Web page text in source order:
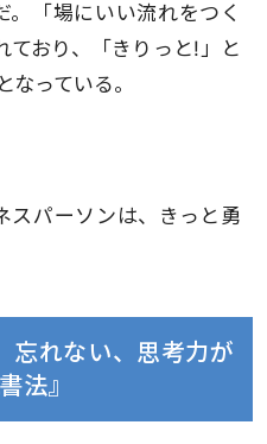
。「場にいい流れをつく
ており、「きりっと!」と
なっている。
スパーソンは、きっと勇
忘れない、思考力が
法』